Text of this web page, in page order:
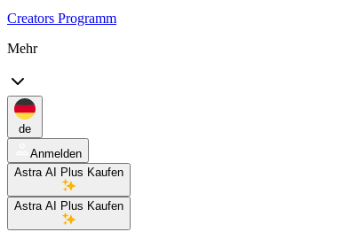
Creators Programm
Mehr
de
Anmelden
Astra AI Plus Kaufen
Astra AI Plus Kaufen